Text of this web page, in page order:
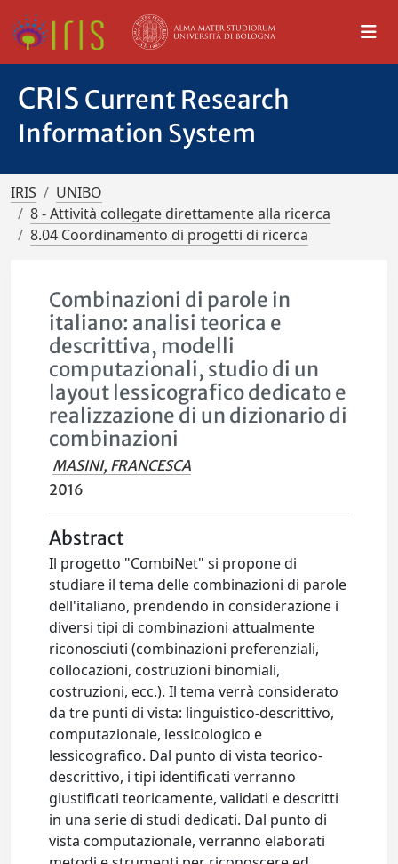
CRIS Current Research
Information System
IRIS
UNIBO
8 - Attività collegate direttamente alla ricerca
8.04 Coordinamento di progetti di ricerca
Combinazioni di parole in
italiano: analisi teorica e
descrittiva, modelli
computazionali, studio di un
layout lessicografico dedicato e
realizzazione di un dizionario di
combinazioni
MASINI, FRANCESCA
2016
Abstract
Il progetto "CombiNet" si propone di
studiare il tema delle combinazioni di parole
dell'italiano, prendendo in considerazione i
diversi tipi di combinazioni attualmente
riconosciuti (combinazioni preferenziali,
collocazioni, costruzioni binomiali,
costruzioni, ecc.). Il tema verrà considerato
da tre punti di vista: linguistico-descrittivo,
computazionale, lessicologico e
lessicografico. Dal punto di vista teorico-
descrittivo, i tipi identificati verranno
giustificati teoricamente, validati e descritti
in una serie di studi dedicati. Dal punto di
vista computazionale, verranno elaborati